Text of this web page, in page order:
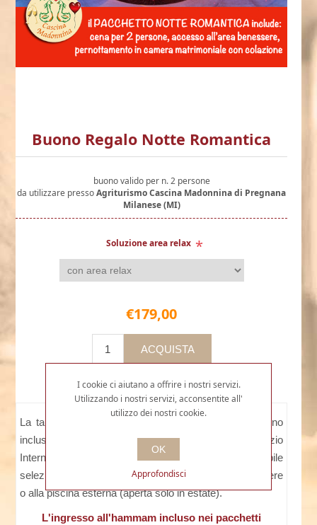
Buono Regalo Notte Romantica
buono valido per n. 2 persone
da utilizzare pressoAgriturismo Cascina Madonnina di Pregnana
Milanese (MI)
Soluzione area relax *
€179,00
La tariffa include: cena per 2 con menù completo (vino
incluso), pernottamento, prima colazione, servizio
Internet, TV, tasse e servizio. A scelta è possibile
selezionare se aggiungere l'ingresso all'area benessere
o alla piscina esterna (aperta solo in estate).
L'ingresso all'hammam incluso nei pacchetti
I cookie ci aiutano a offrire i nostri servizi.
Utilizzando i nostri servizi, acconsentite all'
utilizzo dei nostri cookie.
OK
Approfondisci